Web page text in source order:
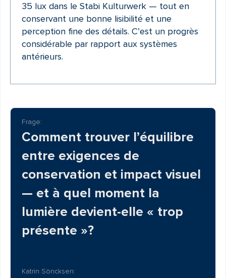
35 lux dans le Stabi Kulturwerk — tout en
conservant une bonne lisibilité et une
perception fine des détails. C’est un progrès
considérable par rapport aux systèmes
antérieurs.
Frage:
Comment trouver l’équilibre
entre exigences de
conservation et impact visuel
— et à quel moment la
lumière devient-elle « trop
présente »?
Katrin Söncksen: